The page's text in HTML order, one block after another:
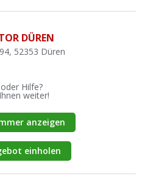
DÜREN
52353 Düren
Hilfe?
weiter!
anzeigen
einholen